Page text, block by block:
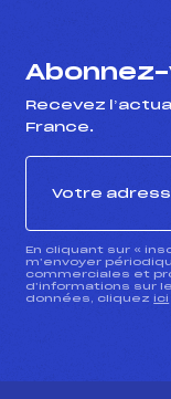
Recevez
France.
En cliquant sur «
m’envoyer
commerciales et
d’informations sur
données, cliquez ici